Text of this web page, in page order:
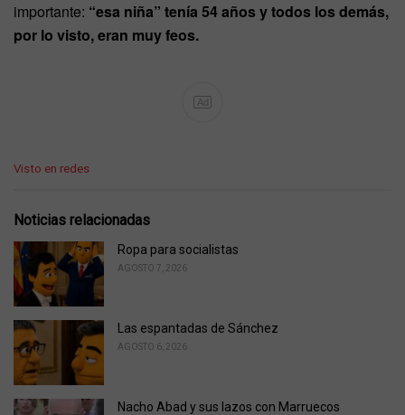
importante: “esa niña” tenía 54 años y todos los demás,
por lo visto, eran muy feos.
Ad
C
e
o
e
:
Visto en redes
Noticias relacionadas
Ropa para socialistas
AGOSTO 7, 2026
Las espantadas de Sánchez
AGOSTO 6, 2026
Nacho Abad y sus lazos con Marruecos